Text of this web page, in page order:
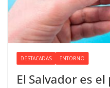
DESTACADAS ENTORNO
El Salvador es